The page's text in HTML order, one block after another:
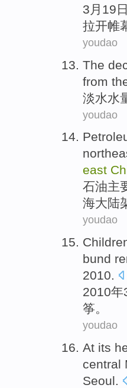
3月19
拉开帷
youdao
The
from
淡水水
youdao
east
石油主
海大陆
youdao
bund
2010.
2010年
筝。
youdao
At its
central
Seoul.